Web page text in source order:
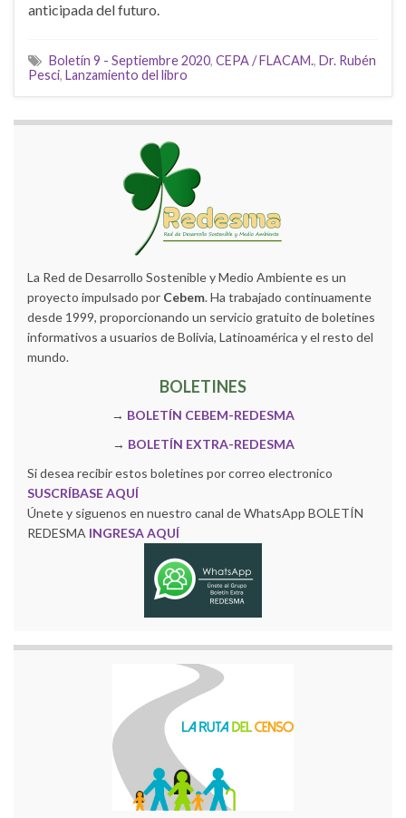
anticipada del futuro.
Boletín 9 - Septiembre 2020, CEPA / FLACAM., Dr. Rubén
Pesci, Lanzamiento del libro
La Red de Desarrollo Sostenible y Medio Ambiente es un
proyecto impulsado por Cebem. Ha trabajado continuamente
desde 1999, proporcionando un servicio gratuito de boletines
informativos a usuarios de Bolivia, Latinoamérica y el resto del
mundo.
BOLETINES
→ BOLETÍN CEBEM-REDESMA
→ BOLETÍN EXTRA-REDESMA
Si desea recibir estos boletines por correo electronico
SUSCRÍBASE AQUÍ
Únete y siguenos en nuestro canal de WhatsApp BOLETÍN
REDESMA INGRESA AQUÍ